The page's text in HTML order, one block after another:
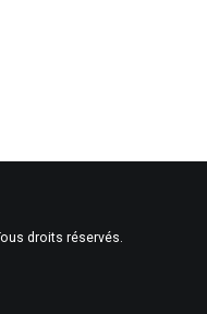
droits réservés.